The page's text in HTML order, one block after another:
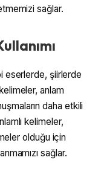
sağlar.
eserlerde, şiirlerde
anlam
daha etkili
kelimeler,
olduğu için
sağlar.